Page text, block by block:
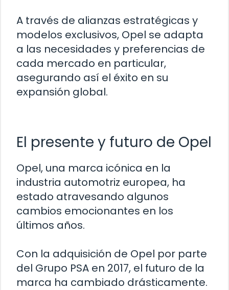
A través de alianzas estratégicas y
modelos exclusivos, Opel se adapta
a las necesidades y preferencias de
cada mercado en particular,
asegurando así el éxito en su
expansión global.
El presente y futuro de Opel
Opel, una marca icónica en la
industria automotriz europea, ha
estado atravesando algunos
cambios emocionantes en los
últimos años.
Con la adquisición de Opel por parte
del Grupo PSA en 2017, el futuro de la
marca ha cambiado drásticamente.